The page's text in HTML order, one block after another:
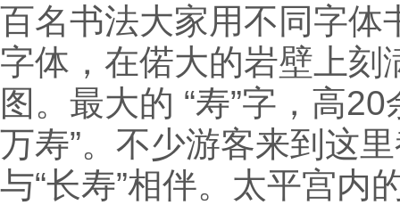
百名书法大家用不同字体
字体，在偌大的岩壁上刻
图。最大的 “寿”字，高
万寿”。不少游客来到这
与“长寿”相伴。太平宫内